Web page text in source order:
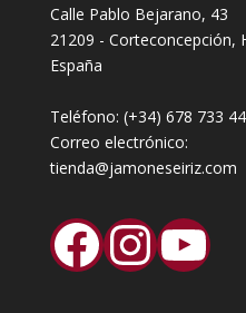
Calle Pablo Bejarano, 43
21209 - Corteconcepción,
España
Teléfono: (+34) 678 733
Correo electrónico:
tienda@jamoneseiriz.com